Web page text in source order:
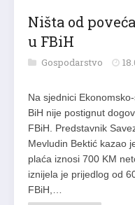
Ništa od
u FBiH
Gospodarstvo
Na sjednici
BiH nije postignut
FBiH. Predstavnik
Mevludin Bektić kazao
plaća iznosi 700 KM
iznijela je prijedlog od
FBiH,…